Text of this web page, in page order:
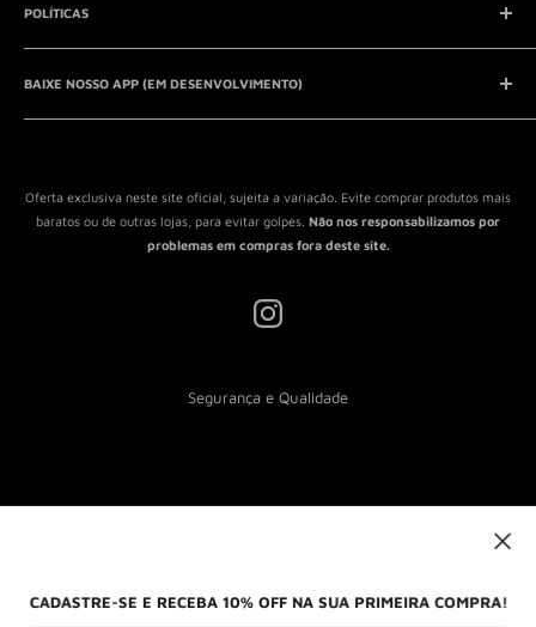
CADASTRE-SE E RECEBA 10% OFF NA SUA PRIMEIRA COMPRA!
Catálogo
Entrar em contato
QUEM SOMOS?
POLÍTICAS
Aviso Legal
Política de Privacidade
Política de Reembolso
Termos de Serviço
BAIXE NOSSO APP (EM DESENVOLVIMENTO)
Oferta exclusiva neste site oficial, sujeita a variação. Evite comprar produtos mais
baratos ou de outras lojas, para evitar golpes. Não nos responsabilizamos por
problemas em compras fora deste site.
Segurança e Qualidade